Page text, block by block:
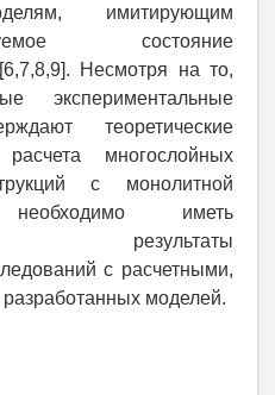
имитирующим
состояние
Несмотря на то,
экспериментальные
теоретические
многослойных
с монолитной
иметь
результаты
с расчетными,
моделей.